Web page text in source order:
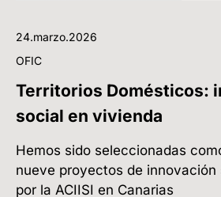
24.marzo.2026
OFIC
Territorios Domésticos:
social en vivienda
Hemos sido seleccionadas
nueve proyectos de innovación
por la ACIISI en Canarias